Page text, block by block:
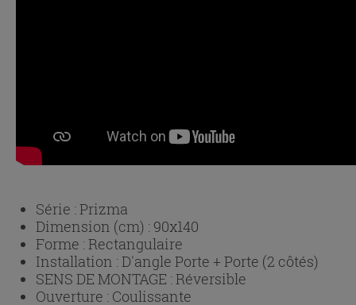
Série :Prizma
Dimension (cm) : 90x140
Forme :Rectangulaire
Installation :D'angle Porte + Porte (2 côtés)
SENS DE MONTAGE :Réversible
Ouverture : Coulissante